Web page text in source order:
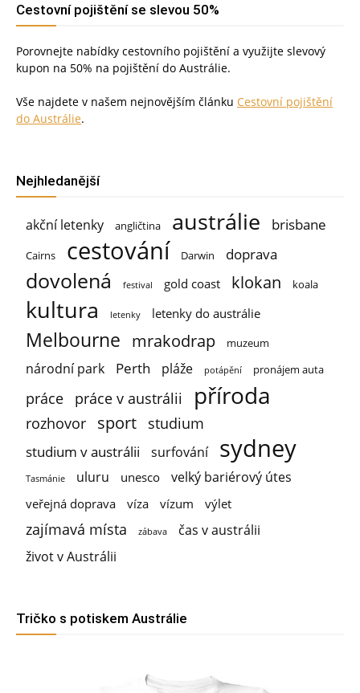
Cestovní pojištění se slevou 50%
Porovnejte nabídky cestovního pojištění a využijte slevový
kupon na 50% na pojištění do Austrálie.
Vše najdete v našem nejnovějším článku Cestovní pojištění
do Austrálie.
Nejhledanější
akční letenky angličtina austrálie brisbane
Cairns cestování Darwin doprava
dovolená festival gold coast klokan koala
kultura letenky letenky do austrálie
Melbourne mrakodrap muzeum
národní park Perth pláže potápění pronájem auta
práce práce v austrálii příroda
rozhovor sport studium
studium v austrálii surfování sydney
Tasmánie uluru unesco velký bariérový útes
veřejná doprava víza vízum výlet
zajímavá místa zábava
čas v austrálii
život v Austrálii
Tričko s potiskem Austrálie